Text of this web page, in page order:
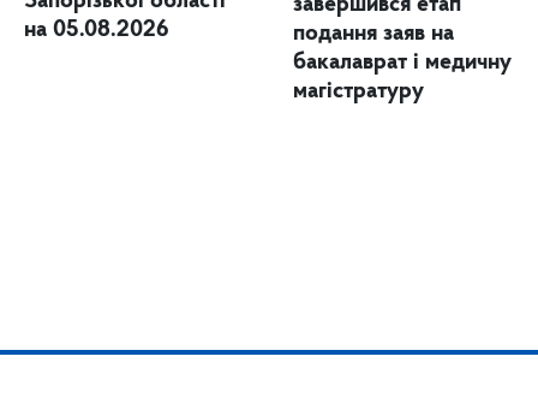
на 05.08.2026
завершився етап
подання заяв на
бакалаврат і медичну
магістратуру